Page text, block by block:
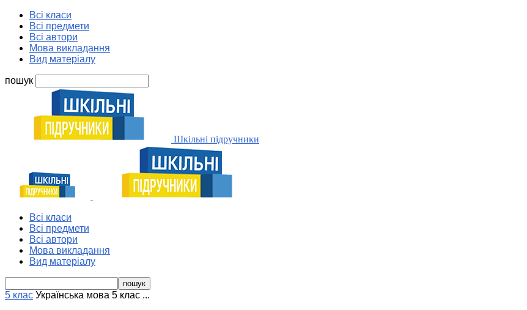
Всі класи
Всі предмети
Всі автори
Мова викладання
Вид матеріалу
пошук
Шкільні підручники
Всі класи
Всі предмети
Всі автори
Мова викладання
Вид матеріалу
5 клас Українська мова 5 клас ...